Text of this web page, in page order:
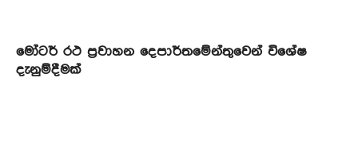
මෝටර් රථ ප්‍රවාහන දෙපාර්තමේන්තුවෙන් විශේෂ
දැනුම්දීමක්